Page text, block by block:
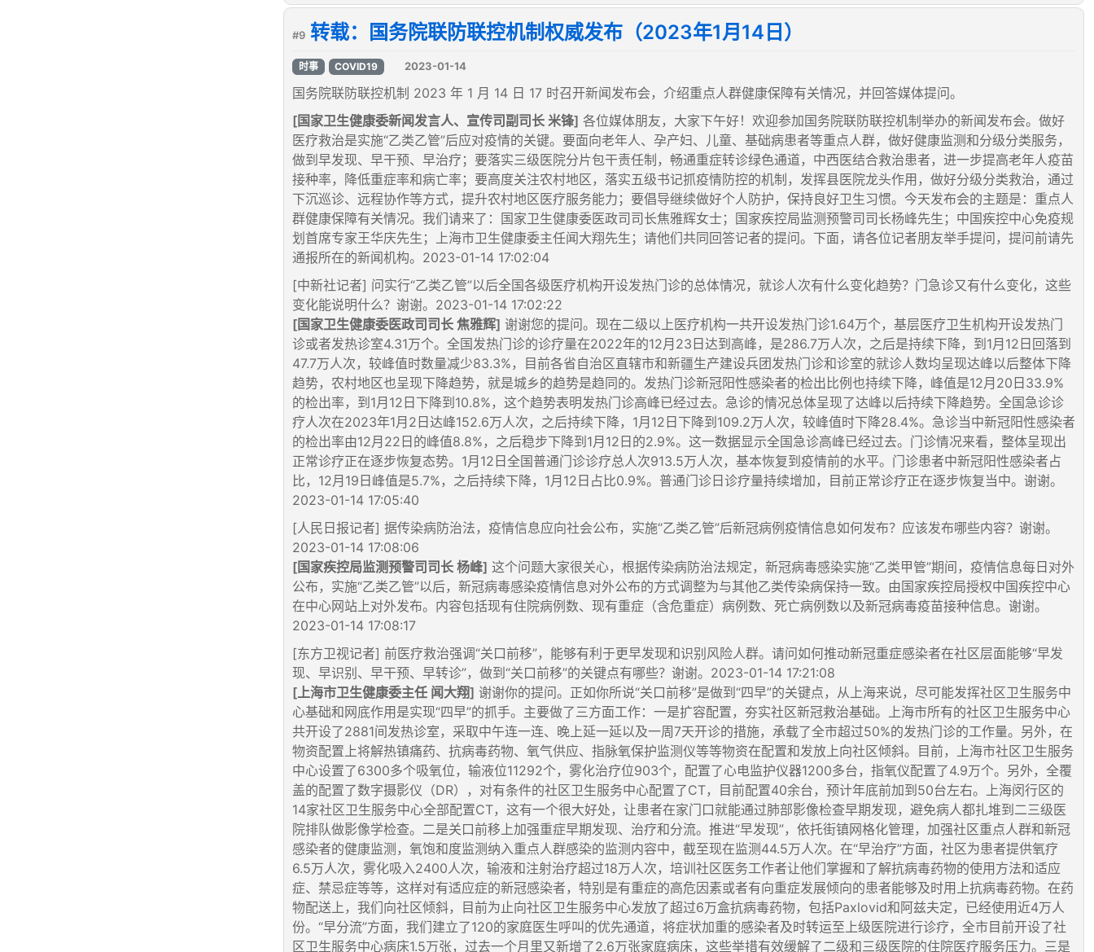
#9 转载：国务院联防联控机制权威发布（2023年1月14日）
时事 COVID19 2023-01-14
国务院联防联控机制 2023 年 1 月 14 日 17 时召开新闻发布会，介绍重点人群健康保障有关情况，并回答媒体提问。
[国家卫生健康委新闻发言人、宣传司副司长 米锋] 各位媒体朋友，大家下午好！欢迎参加国务院联防联控机制举办的新闻发布会。做好
医疗救治是实施“乙类乙管”后应对疫情的关键。要面向老年人、孕产妇、儿童、基础病患者等重点人群，做好健康监测和分级分类服务，
做到早发现、早干预、早治疗；要落实三级医院分片包干责任制，畅通重症转诊绿色通道，中西医结合救治患者，进一步提高老年人疫苗
接种率，降低重症率和病亡率；要高度关注农村地区，落实五级书记抓疫情防控的机制，发挥县医院龙头作用，做好分级分类救治，通过
下沉巡诊、远程协作等方式，提升农村地区医疗服务能力；要倡导继续做好个人防护，保持良好卫生习惯。今天发布会的主题是：重点人
群健康保障有关情况。我们请来了：国家卫生健康委医政司司长焦雅辉女士；国家疾控局监测预警司司长杨峰先生；中国疾控中心免疫规
划首席专家王华庆先生；上海市卫生健康委主任闻大翔先生；请他们共同回答记者的提问。下面，请各位记者朋友举手提问，提问前请先
通报所在的新闻机构。2023-01-14 17:02:04
[中新社记者] 问实行“乙类乙管”以后全国各级医疗机构开设发热门诊的总体情况，就诊人次有什么变化趋势？门急诊又有什么变化，这些
变化能说明什么？谢谢。2023-01-14 17:02:22
[国家卫生健康委医政司司长 焦雅辉] 谢谢您的提问。现在二级以上医疗机构一共开设发热门诊1.64万个，基层医疗卫生机构开设发热门
诊或者发热诊室4.31万个。全国发热门诊的诊疗量在2022年的12月23日达到高峰，是286.7万人次，之后是持续下降，到1月12日回落到
47.7万人次，较峰值时数量减少83.3%，目前各省自治区直辖市和新疆生产建设兵团发热门诊和诊室的就诊人数均呈现达峰以后整体下降
趋势，农村地区也呈现下降趋势，就是城乡的趋势是趋同的。发热门诊新冠阳性感染者的检出比例也持续下降，峰值是12月20日33.9%
的检出率，到1月12日下降到10.8%，这个趋势表明发热门诊高峰已经过去。急诊的情况总体呈现了达峰以后持续下降趋势。全国急诊诊
疗人次在2023年1月2日达峰152.6万人次，之后持续下降，1月12日下降到109.2万人次，较峰值时下降28.4%。急诊当中新冠阳性感染者
的检出率由12月22日的峰值8.8%，之后稳步下降到1月12日的2.9%。这一数据显示全国急诊高峰已经过去。门诊情况来看，整体呈现出
正常诊疗正在逐步恢复态势。1月12日全国普通门诊诊疗总人次913.5万人次，基本恢复到疫情前的水平。门诊患者中新冠阳性感染者占
比，12月19日峰值是5.7%，之后持续下降，1月12日占比0.9%。普通门诊日诊疗量持续增加，目前正常诊疗正在逐步恢复当中。谢谢。
2023-01-14 17:05:40
[人民日报记者] 据传染病防治法，疫情信息应向社会公布，实施“乙类乙管”后新冠病例疫情信息如何发布？应该发布哪些内容？谢谢。
2023-01-14 17:08:06
[国家疾控局监测预警司司长 杨峰] 这个问题大家很关心，根据传染病防治法规定，新冠病毒感染实施“乙类甲管”期间，疫情信息每日对外
公布，实施“乙类乙管”以后，新冠病毒感染疫情信息对外公布的方式调整为与其他乙类传染病保持一致。由国家疾控局授权中国疾控中心
在中心网站上对外发布。内容包括现有住院病例数、现有重症（含危重症）病例数、死亡病例数以及新冠病毒疫苗接种信息。谢谢。
2023-01-14 17:08:17
[东方卫视记者] 前医疗救治强调“关口前移”，能够有利于更早发现和识别风险人群。请问如何推动新冠重症感染者在社区层面能够“早发
现、早识别、早干预、早转诊”，做到“关口前移”的关键点有哪些？谢谢。2023-01-14 17:21:08
[上海市卫生健康委主任 闻大翔] 谢谢你的提问。正如你所说“关口前移”是做到“四早”的关键点，从上海来说，尽可能发挥社区卫生服务中
心基础和网底作用是实现“四早”的抓手。主要做了三方面工作：一是扩容配置，夯实社区新冠救治基础。上海市所有的社区卫生服务中心
共开设了2881间发热诊室，采取中午连一连、晚上延一延以及一周7天开诊的措施，承载了全市超过50%的发热门诊的工作量。另外，在
物资配置上将解热镇痛药、抗病毒药物、氧气供应、指脉氧保护监测仪等等物资在配置和发放上向社区倾斜。目前，上海市社区卫生服务
中心设置了6300多个吸氧位，输液位11292个，雾化治疗位903个，配置了心电监护仪器1200多台，指氧仪配置了4.9万个。另外，全覆
盖的配置了数字摄影仪（DR），对有条件的社区卫生服务中心配置了CT，目前配置40余台，预计年底前加到50台左右。上海闵行区的
14家社区卫生服务中心全部配置CT，这有一个很大好处，让患者在家门口就能通过肺部影像检查早期发现，避免病人都扎堆到二三级医
院排队做影像学检查。二是关口前移上加强重症早期发现、治疗和分流。推进“早发现”，依托街镇网格化管理，加强社区重点人群和新冠
感染者的健康监测，氧饱和度监测纳入重点人群感染的监测内容中，截至现在监测44.5万人次。在“早治疗”方面，社区为患者提供氧疗
6.5万人次，雾化吸入2400人次，输液和注射治疗超过18万人次，培训社区医务工作者让他们掌握和了解抗病毒药物的使用方法和适应
症、禁忌症等等，这样对有适应症的新冠感染者，特别是有重症的高危因素或者有向重症发展倾向的患者能够及时用上抗病毒药物。在药
物配送上，我们向社区倾斜，目前为止向社区卫生服务中心发放了超过6万盒抗病毒药物，包括Paxlovid和阿兹夫定，已经使用近4万人
份。“早分流”方面，我们建立了120的家庭医生呼叫的优先通道，将症状加重的感染者及时转运至上级医院进行诊疗，全市目前开设了社
区卫生服务中心病床1.5万张，过去一个月里又新增了2.6万张家庭病床，这些举措有效缓解了二级和三级医院的住院医疗服务压力。三是